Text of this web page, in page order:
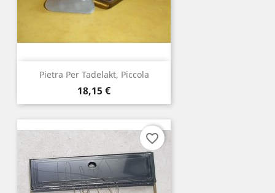
Pietra Per Tadelakt, Piccola
Prezzo
18,15 €
favorite_border